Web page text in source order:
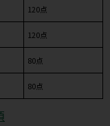
120点
120点
80点
80点